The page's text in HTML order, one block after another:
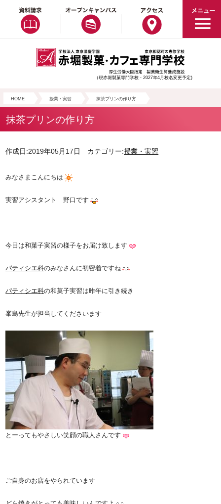
（現赤堀製菓専門学校・2027年4月校名変更予定)
HOME 授業・実習 抹茶プリンの作り方
抹茶プリンの作り方
作成日:2019年05月17日 カテゴリー:授業・実習
みなさまこんにちは
実習アシスタント 野口です
今日は和菓子実習の様子をお届け致します
パティシエ科のみなさんに初密着ですね
パティシエ科の和菓子実習は昨年に引き続き
峯島先生が担当してくださいます
とーってもやさしい笑顔の職人さんです
ご自身のお店をやられています